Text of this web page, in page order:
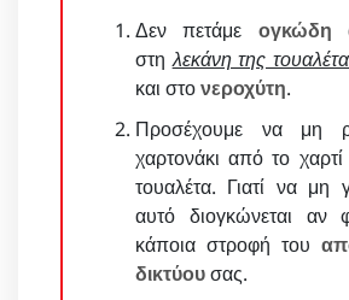
Δεν πετάμε ογκώδη
στηλεκάνη της
και στονεροχύτη.
Προσέχουμε να μη
χαρτονάκι από το
τουαλέτα. Γιατί να μη
αυτό διογκώνεται αν
κάποια στροφή του
δικτύουσας.